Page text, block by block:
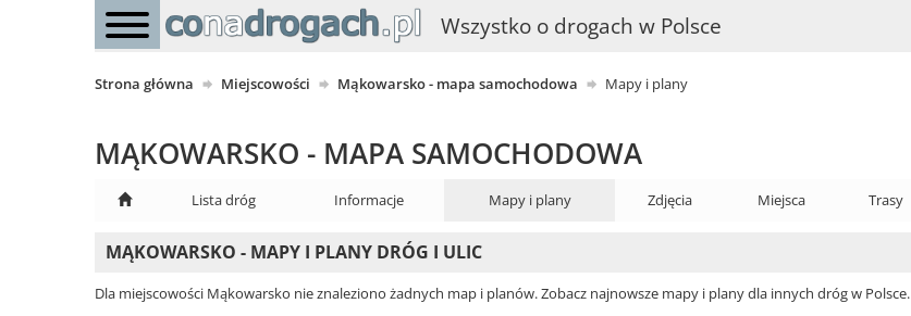
Wszystko o drogach w Polsce
Strona główna Miejscowości Mąkowarsko - mapa samochodowa Mapy i plany
MĄKOWARSKO - MAPA SAMOCHODOWA
Lista dróg Informacje Mapy i plany Zdjęcia Miejsca Trasy
MĄKOWARSKO - MAPY I PLANY DRÓG I ULIC
Dla miejscowości Mąkowarsko nie znaleziono żadnych map i planów. Zobacz najnowsze mapy i plany dla innych dróg w Polsce.